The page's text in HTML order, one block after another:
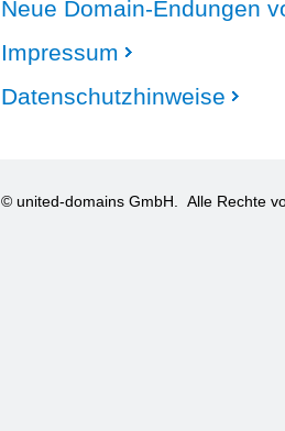
Neue Domain-Endungen
Impressum
Datenschutzhinweise
© united-domains GmbH. Alle Rechte